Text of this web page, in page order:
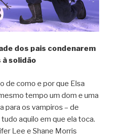
dos pais condenarem
à solidão
de como e por que Elsa
tempo um dom e uma
para os vampiros – de
aquilo em que ela toca.
Lee e Shane Morris